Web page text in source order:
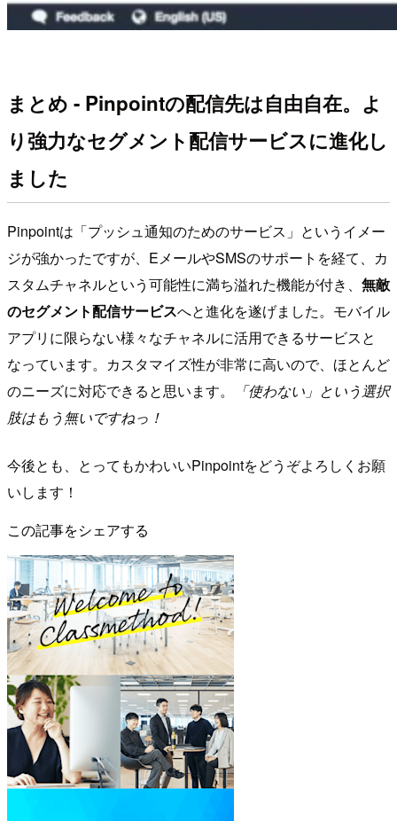
まとめ - Pinpointの配信先は自由自在。よ
り強力なセグメント配信サービスに進化し
ました
Pinpointは「プッシュ通知のためのサービス」というイメー
ジが強かったですが、EメールやSMSのサポートを経て、カ
スタムチャネルという可能性に満ち溢れた機能が付き、 無敵
のセグメント配信サービスへと進化を遂げました。モバイル
アプリに限らない様々なチャネルに活用できるサービスと
なっています。カスタマイズ性が非常に高いので、ほとんど
のニーズに対応できると思います。
「使わない」という選択
肢はもう無いですねっ！
今後とも、とってもかわいいPinpointをどうぞよろしくお願
いします！
この記事をシェアする